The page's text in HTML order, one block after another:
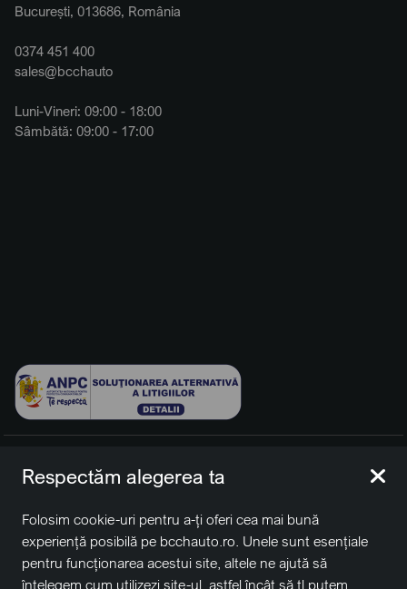
București, 013686, România
0374 451 400
sales@bcchauto
Luni-Vineri: 09:00 - 18:00
Sâmbătă: 09:00 - 17:00
rezervate.
BCCH Auto Switzerland este o marcă a societății
BCCH
Group Switzerland AG
Sediu social: David Business Center, Str. Erou Iancu Nicolae
Respectăm alegerea ta
Folosim cookie-uri pentru a-ți oferi cea mai bună
experiență posibilă pe bcchauto.ro. Unele sunt esențiale
pentru funcționarea acestui site, altele ne ajută să
înțelegem cum utilizezi site-ul, astfel încât să țl putem